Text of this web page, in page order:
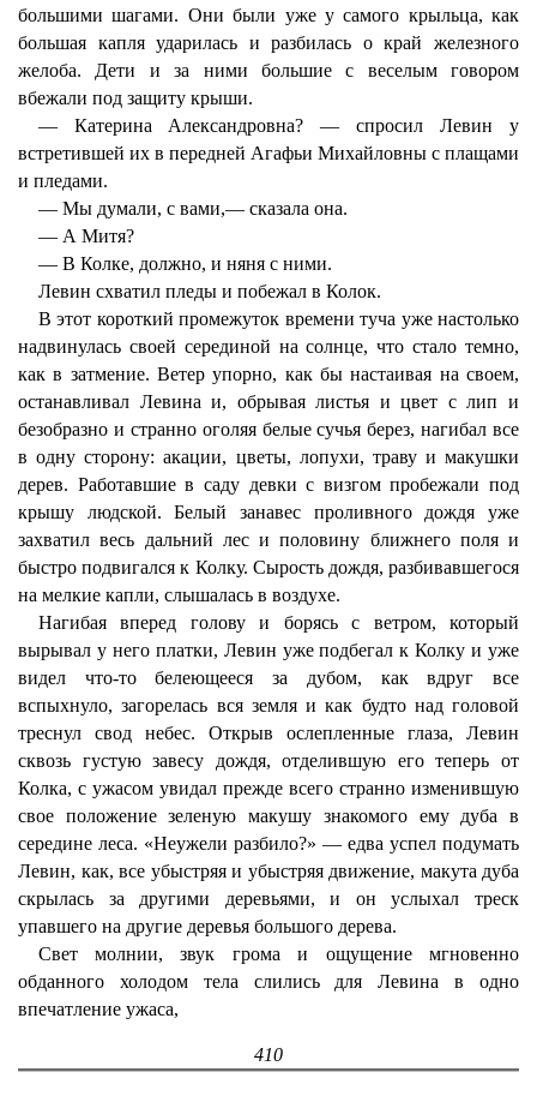
большими шагами. Они были уже у самого крыльца, как
большая капля ударилась и разбилась о край железного
желоба. Дети и за ними большие с веселым говором
вбежали под защиту крыши.
— Катерина Александровна? — спросил Левин у
встретившей их в передней Агафьи Михайловны с плащами
и пледами.
— Мы думали, с вами,— сказала она.
— А Митя?
— В Колке, должно, и няня с ними.
Левин схватил пледы и побежал в Колок.
В этот короткий промежуток времени туча уже настолько
надвинулась своей серединой на солнце, что стало темно,
как в затмение. Ветер упорно, как бы настаивая на своем,
останавливал Левина и, обрывая листья и цвет с лип и
безобразно и странно оголяя белые сучья берез, нагибал все
в одну сторону: акации, цветы, лопухи, траву и макушки
дерев. Работавшие в саду девки с визгом пробежали под
крышу людской. Белый занавес проливного дождя уже
захватил весь дальний лес и половину ближнего поля и
быстро подвигался к Колку. Сырость дождя, разбивавшегося
на мелкие капли, слышалась в воздухе.
Нагибая вперед голову и борясь с ветром, который
вырывал у него платки, Левин уже подбегал к Колку и уже
видел что-то белеющееся за дубом, как вдруг все
вспыхнуло, загорелась вся земля и как будто над головой
треснул свод небес. Открыв ослепленные глаза, Левин
сквозь густую завесу дождя, отделившую его теперь от
Колка, с ужасом увидал прежде всего странно изменившую
свое положение зеленую макушу знакомого ему дуба в
середине леса. «Неужели разбило?» — едва успел подумать
Левин, как, все убыстряя и убыстряя движение, макута дуба
скрылась за другими деревьями, и он услыхал треск
упавшего на другие деревья большого дерева.
Свет молнии, звук грома и ощущение мгновенно
обданного холодом тела слились для Левина в одно
впечатление ужаса,
410